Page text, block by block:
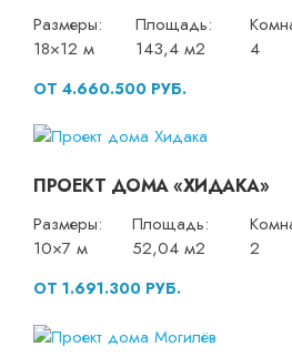
Размеры:
18×12 м
Площадь:
143,4 м2
4
ОТ 4.660.500 РУБ.
ПРОЕКТ ДОМА «ХИДАКА»
Размеры:
10×7 м
Площадь:
52,04 м2
2
ОТ 1.691.300 РУБ.